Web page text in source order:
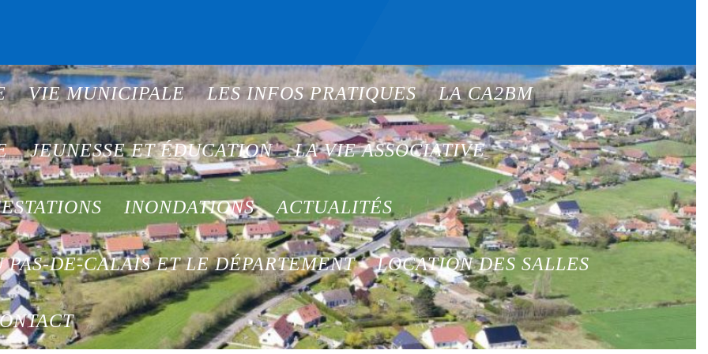
VIE MUNICIPALE LES INFOS PRATIQUES LA CA2BM
JEUNESSE ET ÉDUCATION LA VIE ASSOCIATIVE
INONDATIONS ACTUALITÉS
PAS-DE-CALAIS ET LE DÉPARTEMENT LOCATION DES SALLES